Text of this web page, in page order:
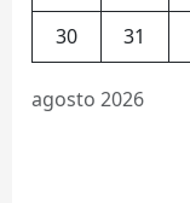
agosto 2026
30
31